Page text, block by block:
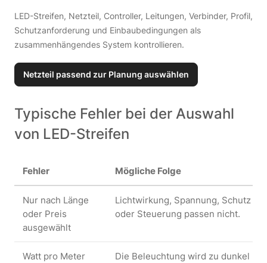
LED-Streifen, Netzteil, Controller, Leitungen, Verbinder, Profil,
Schutzanforderung und Einbaubedingungen als
zusammenhängendes System kontrollieren.
Netzteil passend zur Planung auswählen
Typische Fehler bei der Auswahl
von LED-Streifen
Fehler Mögliche Folge
Nur nach Länge
oder Preis
ausgewählt
Lichtwirkung, Spannung, Schutz
oder Steuerung passen nicht.
Watt pro Meter
Die Beleuchtung wird zu dunkel